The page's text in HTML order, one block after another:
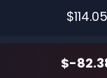
$114.05
$-